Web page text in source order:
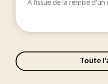
A l’issue de la remise
Toute